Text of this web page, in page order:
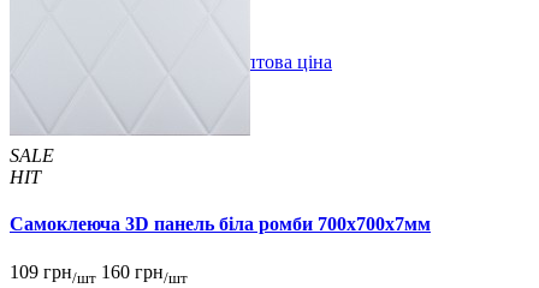
Оптова ціна
SALE
HIT
Самоклеюча 3D панель біла ромби 700x700x7мм
109 грн/шт 160 грн/шт